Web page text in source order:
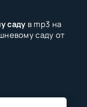
саду в mp3 на
саду от